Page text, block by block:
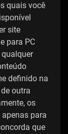
quais você
site
para PC
qualquer
definido na
outra
os
para
que